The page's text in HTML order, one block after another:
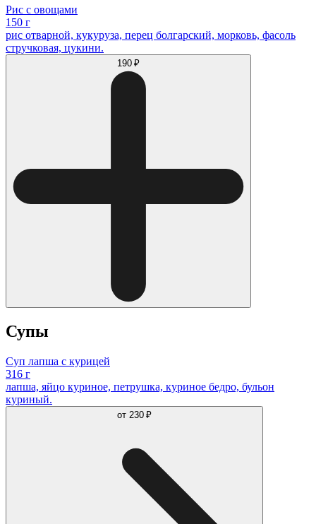
Рис с овощами
150 г
рис отварной, кукуруза, перец болгарский, морковь, фасоль
стручковая, цукини.
190 ₽
Супы
Суп лапша с курицей
316 г
лапша, яйцо куриное, петрушка, куриное бедро, бульон
куриный.
от 230 ₽